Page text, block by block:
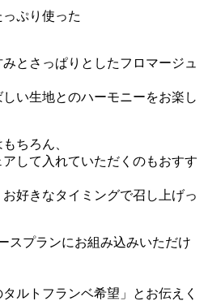
ぷり使った
とさっぱりとしたフロマージュ
い生地とのハーモニーをお楽し
ちろん、
して入れていただくのもおすす
好きなタイミングで召し上げっ
スプランにお組み込みいただけ
ルトフランベ希望」とお伝えく